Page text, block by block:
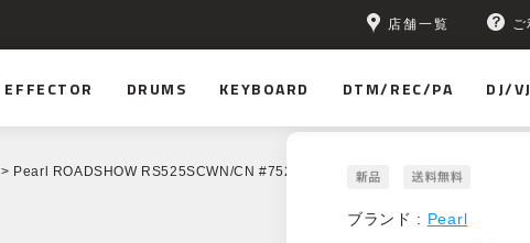
店舗一覧
EFFECTOR DRUMS KEYBOARD DTM/REC/PA DJ/VJ
> Pearl ROADSHOW RS525SCWN/CN #752 Matte Asphalt Black
ブランド : Pearl